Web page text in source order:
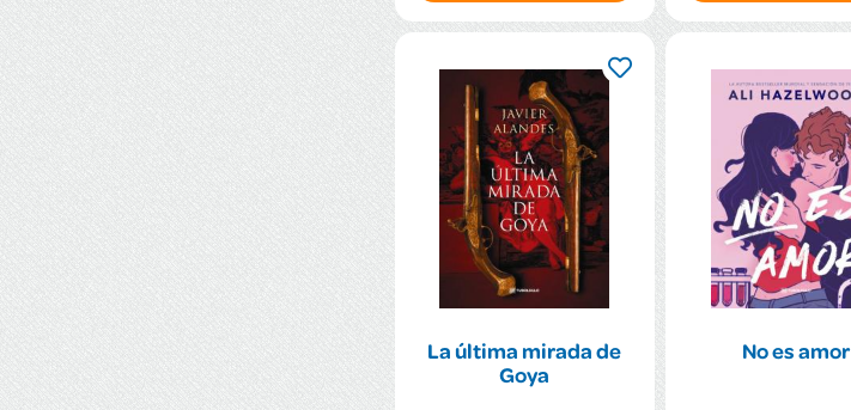
La última mirada de
Goya
No es amor